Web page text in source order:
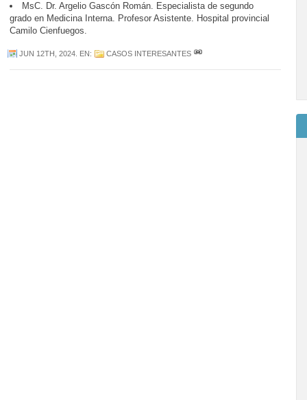
MsC. Dr. Argelio Gascón Román. Especialista de segundo
grado en Medicina Interna. Profesor Asistente. Hospital provincial
Camilo Cienfuegos.
JUN 12TH, 2024 . EN: CASOS INTERESANTES